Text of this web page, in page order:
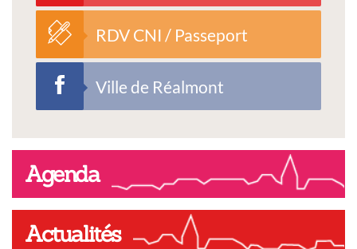
RDV CNI / Passeport
Ville de Réalmont
Agenda
Actualités